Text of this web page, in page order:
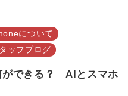
について
ッフブログ
ができる？ AIとスマホ